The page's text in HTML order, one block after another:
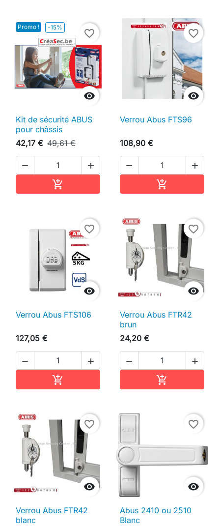
Promo ! -15%

favorite_border
Kit de sécurité ABUS
pour châssis
42,17 € 49,61 €
 


favorite_border
Verrou Abus FTS96
108,90 €
 


favorite_border
Verrou Abus FTS106
127,05 €
 


favorite_border
Verrou Abus FTR42
brun
24,20 €
 


favorite_border
Verrou Abus FTR42
blanc

favorite_border
Abus 2410 ou 2510
Blanc